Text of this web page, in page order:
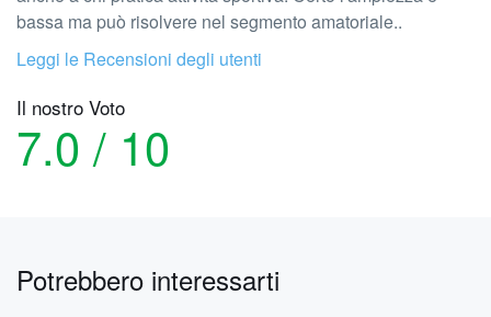
bassa ma può risolvere nel segmento amatoriale..
Leggi le Recensioni degli utenti
Il nostro Voto
7.0 / 10
Potrebbero interessarti